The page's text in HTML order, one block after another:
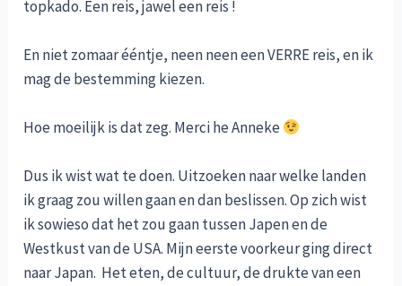
topkado. Een reis, jawel een reis !
En niet zomaar ééntje, neen neen een VERRE reis, en ik
mag de bestemming kiezen.
Hoe moeilijk is dat zeg. Merci he Anneke
Dus ik wist wat te doen. Uitzoeken naar welke landen
ik graag zou willen gaan en dan beslissen. Op zich wist
ik sowieso dat het zou gaan tussen Japen en de
Westkust van de USA. Mijn eerste voorkeur ging direct
naar Japan. Het eten, de cultuur, de drukte van een